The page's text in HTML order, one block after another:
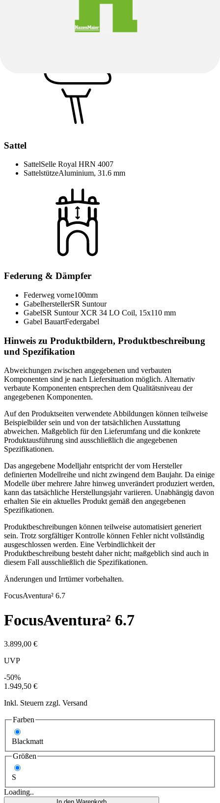
Integriert in Mittelmotor
vorne: 36, hinten: 11-42
Sattel
SattelSelle Royal HRN 4007
SattelstützeAluminium, 31.6 mm
Federung & Dämpfer
Federweg vorne100mm
GabelherstellerSR Suntour
GabelSR Suntour XCR 34 LO Coil, 15x110 mm
Gabel BauartFedergabel
Hinweis zu Produktbildern, Produktbeschreibung
und Spezifikation
Abweichungen zwischen angegebenen und verbauten
Komponenten sind je nach Liefersituation möglich. Alternativ
verbaute Komponenten entsprechen dem Qualitätsniveau der
angegebenen Komponenten.
Auf den Produktseiten verwendete Abbildungen können teilweise
Beispielbilder sein und von der tatsächlichen Ausstattung
abweichen. Maßgeblich für den Lieferumfang und die konkrete
Produktausführung sind ausschließlich die angegebenen
Spezifikationen.
Das angegebene Modelljahr entspricht der vom Hersteller
definierten Modellreihe und nicht zwingend dem Baujahr. Da einige
Modelle über mehrere Jahre hinweg unverändert produziert werden,
kann das tatsächliche Herstellungsjahr variieren. Unabhängig davon
erhalten Sie ein aktuelles Produkt gemäß den angegebenen
Spezifikationen.
Produktbeschreibungen können teilweise automatisiert generiert
sein. Trotz sorgfältiger Kontrolle können Fehler nicht vollständig
ausgeschlossen werden. Eine Verbindlichkeit der
Produktbeschreibung besteht daher nicht; maßgeblich sind auch in
diesem Fall ausschließlich die Spezifikationen.
Änderungen und Irrtümer vorbehalten.
FocusAventura² 6.7
FocusAventura² 6.7
3.899,00 €
UVP
-50%
1.949,50 €
Inkl. Steuern zzgl. Versand
Farben
Blackmatt
Größen
S
Loading..